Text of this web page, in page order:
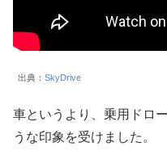
出典： SkyDrive
車というより、乗用ドロ
うな印象を受けました。